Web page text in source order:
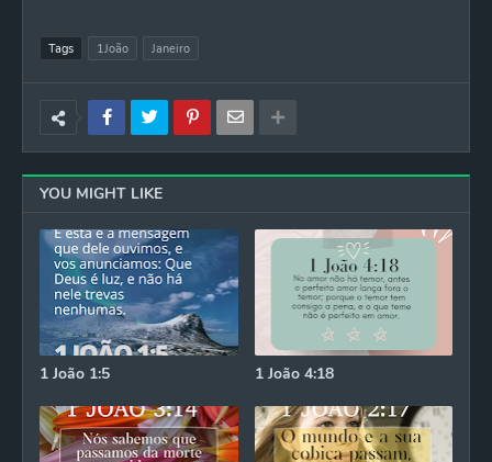
Tags 1João Janeiro
YOU MIGHT LIKE
1 João 1:5 1 João 4:18